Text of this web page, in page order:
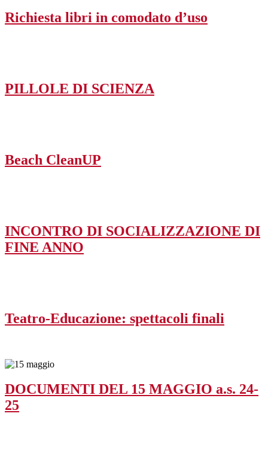
Richiesta libri in comodato d’uso
PILLOLE DI SCIENZA
Beach CleanUP
INCONTRO DI SOCIALIZZAZIONE DI
FINE ANNO
Teatro-Educazione: spettacoli finali
DOCUMENTI DEL 15 MAGGIO a.s. 24-
25